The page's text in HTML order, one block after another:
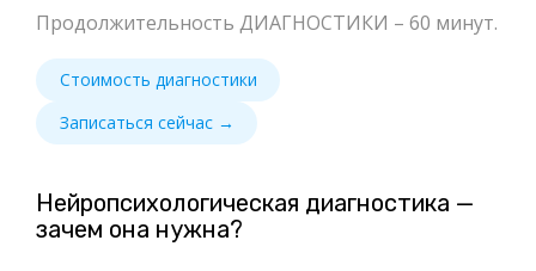
Продолжительность ДИАГНОСТИКИ – 60 минут.
Стоимость диагностики
Записаться сейчас →
Нейропсихологическая диагностика —
зачем она нужна?